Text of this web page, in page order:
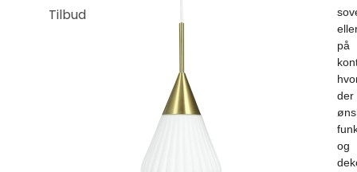
Tilbud
på
der
og